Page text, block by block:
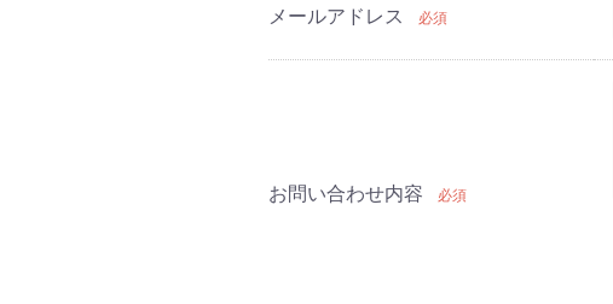
メールアドレス 必須
お問い合わせ内容 必須